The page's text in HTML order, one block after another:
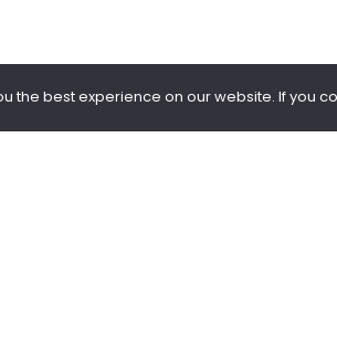
the best experience on our website. If you